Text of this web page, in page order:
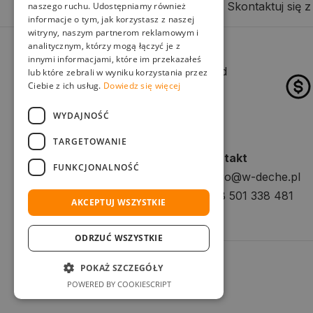
Chcesz zrealizować swój pomysł? Skontaktuj się
Wybór dostawy z pośród
kilku przewoźników
Firma
KANDO Piotr Pyka
Kontakt
biuro@w-deche.pl
+48 501 338 481
naszego ruchu. Udostępniamy również
informacje o tym, jak korzystasz z naszej
witryny, naszym partnerom reklamowym i
analitycznym, którzy mogą łączyć je z
innymi informacjami, które im przekazałeś
lub które zebrali w wyniku korzystania przez
Ciebie z ich usług. Dowiedz się więcej
WYDAJNOŚĆ
TARGETOWANIE
FUNKCJONALNOŚĆ
AKCEPTUJ WSZYSTKIE
ODRZUĆ WSZYSTKIE
POKAŻ SZCZEGÓŁY
POWERED BY COOKIESCRIPT